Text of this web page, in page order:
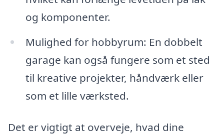
og komponenter.
Mulighed for hobbyrum: En dobbelt
garage kan også fungere som et sted
til kreative projekter, håndværk eller
som et lille værksted.
Det er vigtigt at overveje, hvad dine